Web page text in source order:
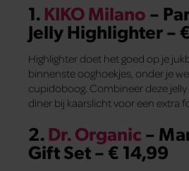
1. KIKO Milano –
Jelly Highlighter –
Highlighter doet het goed op je
binnenste ooghoekjes, onder je
cupidoboog. Combineer deze
diner bij kaarslicht voor een extra
2. Dr. Organic –
Gift Set – € 14,99